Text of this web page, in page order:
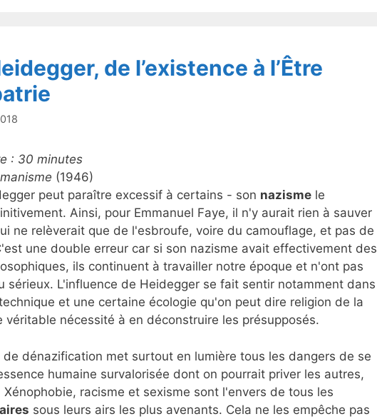
de l’existence à l’Être
: 30 minutes
(1946)
peut paraître excessif à certains - son nazisme le
Ainsi, pour Emmanuel Faye, il n'y aurait rien à sauver
ne relèverait que de l'esbroufe, voire du camouflage, et pas de
une double erreur car si son nazisme avait effectivement des
ils continuent à travailler notre époque et n'ont pas
sérieux. L'influence de Heidegger se fait sentir notamment dans
et une certaine écologie qu'on peut dire religion de la
véritable nécessité à en déconstruire les présupposés.
dénazification met surtout en lumière tous les dangers de se
humaine survalorisée dont on pourrait priver les autres,
Xénophobie, racisme et sexisme sont l'envers de tous les
sous leurs airs les plus avenants. Cela ne les empêche pas